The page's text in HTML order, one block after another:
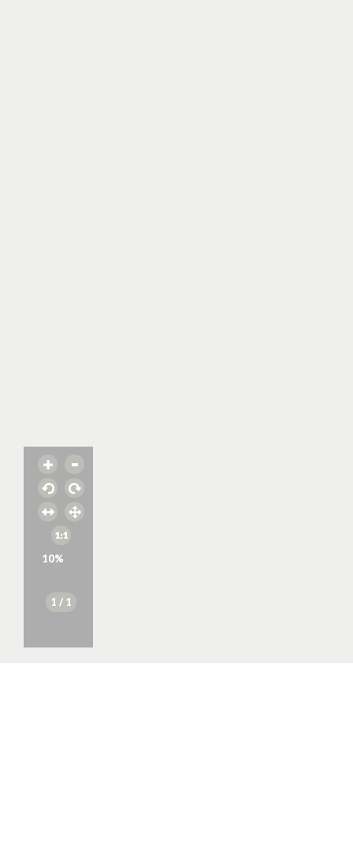
10%
1 / 1